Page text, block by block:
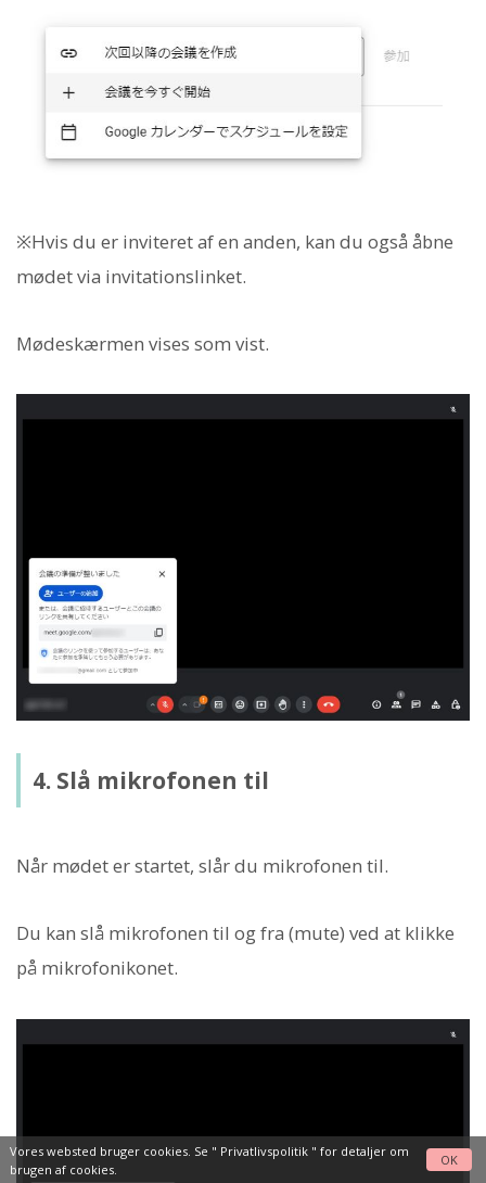
※Hvis du er inviteret af en anden, kan du også åbne
mødet via invitationslinket.
Mødeskærmen vises som vist.
4. Slå mikrofonen til
Når mødet er startet, slår du mikrofonen til.
Du kan slå mikrofonen til og fra (mute) ved at klikke
på mikrofonikonet.
Vores websted bruger cookies. Se " Privatlivspolitik" for detaljer om
brugen af cookies.
OK